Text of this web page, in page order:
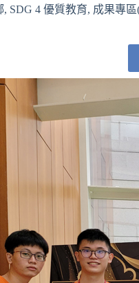
, SDG 4 優質教育, 成果專